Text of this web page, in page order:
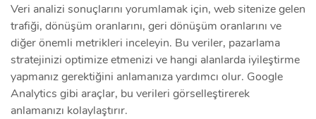
Veri analizi sonuçlarını yorumlamak için, web sitenize gelen
trafiği, dönüşüm oranlarını, geri dönüşüm oranlarını ve
diğer önemli metrikleri inceleyin. Bu veriler, pazarlama
stratejinizi optimize etmenizi ve hangi alanlarda iyileştirme
yapmanız gerektiğini anlamanıza yardımcı olur. Google
Analytics gibi araçlar, bu verileri görselleştirerek
anlamanızı kolaylaştırır.